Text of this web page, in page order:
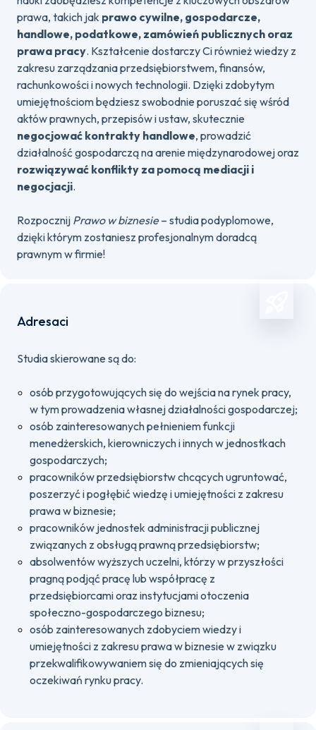
prawa, takich jak prawo cywilne, gospodarcze,
handlowe, podatkowe, zamówień publicznych oraz
prawa pracy. Kształcenie dostarczy Ci również wiedzy z
zakresu zarządzania przedsiębiorstwem, finansów,
rachunkowości i nowych technologii. Dzięki zdobytym
umiejętnościom będziesz swobodnie poruszać się wśród
aktów prawnych, przepisów i ustaw, skutecznie
negocjować kontrakty handlowe, prowadzić
działalność gospodarczą na arenie międzynarodowej oraz
rozwiązywać konflikty za pomocą mediacji i
negocjacji.
Rozpocznij Prawo w biznesie– studia podyplomowe,
dzięki którym zostaniesz profesjonalnym doradcą
prawnym w firmie!
Adresaci
Studia skierowane są do:
osób przygotowujących się do wejścia na rynek pracy,
w tym prowadzenia własnej działalności gospodarczej;
osób zainteresowanych pełnieniem funkcji
menedżerskich, kierowniczych i innych w jednostkach
gospodarczych;
pracowników przedsiębiorstw chcących ugruntować,
poszerzyć i pogłębić wiedzę i umiejętności z zakresu
prawa w biznesie;
pracowników jednostek administracji publicznej
związanych z obsługą prawną przedsiębiorstw;
absolwentów wyższych uczelni, którzy w przyszłości
pragną podjąć pracę lub współpracę z
przedsiębiorcami oraz instytucjami otoczenia
społeczno-gospodarczego biznesu;
osób zainteresowanych zdobyciem wiedzy i
umiejętności z zakresu prawa w biznesie w związku
przekwalifikowywaniem się do zmieniających się
oczekiwań rynku pracy.